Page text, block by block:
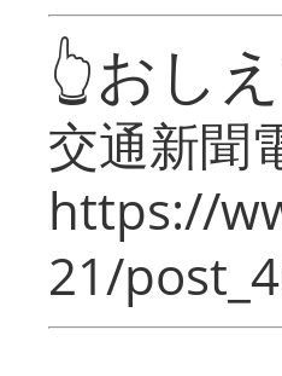
👆おし
交通新聞
https://
21/